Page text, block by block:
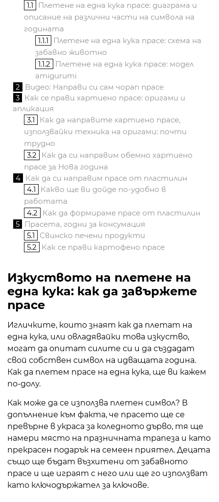
1.1
Плетене на една кука прасе: диаграма и
описание на различни части на символа на
годината
1.1.1
Плетене на една кука прасе: схема на
забавно животно
1.1.2
Плетене на една кука прасе: модел
amigurumi
2
Видео: Направи си сам чорап прасе
3 Как се прави хартиено прасе: оригами и
апликация
3.1
Как да направите хартиено прасе,
използвайки техника на оригами: почти
трудно
3.2
Как да си направим обемно хартиено
прасе за Нова година
4 Как да си направим прасе от пластилин
4.1
Какво ще ви дойде по-удобно в
работата
4.2
Как да формираме прасе от пластилин
5 Прасета, годни за консумация
5.1
Свинско печени продукти
5.2
Как се прави картофено прасе
Изкуството на плетене на
една кука: как да завържете
прасе
Игличките, които знаят как да плетат на
една кука, или овладявайки това изкуство,
могат да опитат силите си и да създадат
свой собствен символ на идващата година.
Как да плетем прасе на една кука, ще ви кажем
по-долу.
Как може да се използва плетен символ? В
допълнение към факта, че прасето ще се
превърне в украса за коледното дърво, тя ще
намери място на празничната трапеза и като
прекрасен подарък на семеен приятел. Децата
също ще бъдат възхитени от забавното
прасе и ще играят с него или ще го използват
като ключодържател за ключове.